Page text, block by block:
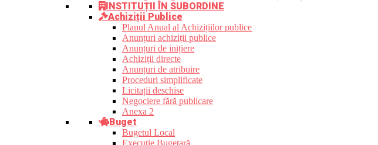
INSTITUȚII ÎN SUBORDINE
Achiziții Publice
Planul Anual al Achizițiilor publice
Anunțuri achiziții publice
Anunțuri de inițiere
Achiziții directe
Anunțuri de atribuire
Proceduri simplificate
Licitații deschise
Negociere fără publicare
Anexa 2
Buget
Bugetul Local
Execuție Bugetară